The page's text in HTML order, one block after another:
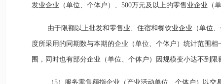
发业企业（单位、个体户）、500万元及以上的零售业企业（
由于限额以上批发和零售业、住宿和餐饮业企业（单位
度所采用的同期数与本期的企业（单位、个体户）统计范围
围，同时也有部分企业（单位、个体户）因规模变小达不到
（5）服务零售额指企业（产业活动单位、个体户）以